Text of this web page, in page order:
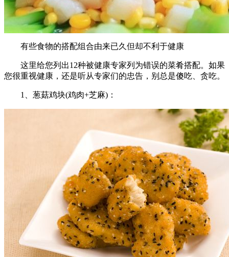
有些食物的搭配组合由来已久但却不利于健康
这里给您列出12种被健康专家列为错误的菜肴搭配。如果
您很重视健康，还是听从专家们的忠告，别总是傻吃、贪吃。
1、葱菇鸡块(鸡肉+芝麻)：